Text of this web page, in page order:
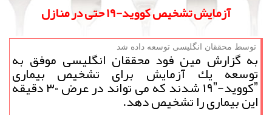
آزمایش تشخیص كووید-۱۹ حتی در منازل
توسط محققان انگلیسی توسعه داده شد
به گزارش مین فود محققان انگلیسی موفق به
توسعه یك آزمایش برای تشخیص بیماری
ˮكووید-۱۹ˮ شدند كه می تواند در عرض ۳۰ دقیقه
این بیماری را تشخیص دهد.